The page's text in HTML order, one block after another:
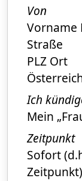
Von
Vorname
Straße
PLZ Ort
Ich
Mein
Zeitpunkt
Sofort
Zeitpunkt)